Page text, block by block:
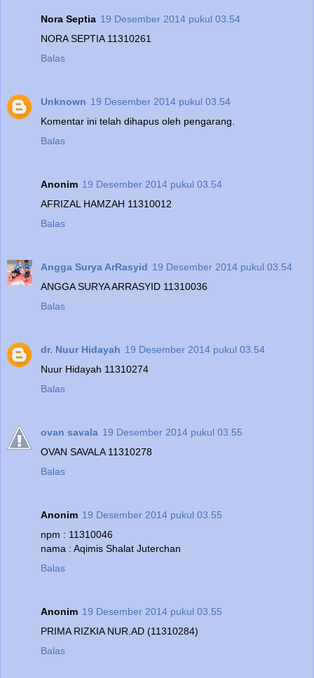
Nora Septia 19 Desember 2014 pukul 03.54
NORA SEPTIA 11310261
Balas
Unknown 19 Desember 2014 pukul 03.54
Komentar ini telah dihapus oleh pengarang.
Balas
Anonim 19 Desember 2014 pukul 03.54
AFRIZAL HAMZAH 11310012
Balas
Angga Surya ArRasyid 19 Desember 2014 pukul 03.54
ANGGA SURYA ARRASYID 11310036
Balas
dr. Nuur Hidayah 19 Desember 2014 pukul 03.54
Nuur Hidayah 11310274
Balas
ovan savala 19 Desember 2014 pukul 03.55
OVAN SAVALA 11310278
Balas
Anonim 19 Desember 2014 pukul 03.55
npm : 11310046
nama : Aqimis Shalat Juterchan
Balas
Anonim 19 Desember 2014 pukul 03.55
PRIMA RIZKIA NUR.AD (11310284)
Balas